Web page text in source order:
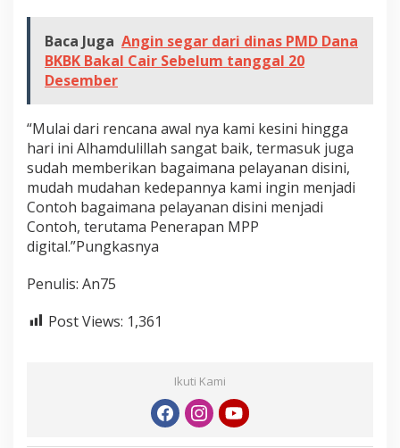
Baca Juga Angin segar dari dinas PMD Dana
BKBK Bakal Cair Sebelum tanggal 20
Desember
“Mulai dari rencana awal nya kami kesini hingga
hari ini Alhamdulillah sangat baik, termasuk juga
sudah memberikan bagaimana pelayanan disini,
mudah mudahan kedepannya kami ingin menjadi
Contoh bagaimana pelayanan disini menjadi
Contoh, terutama Penerapan MPP
digital.”Pungkasnya
Penulis: An75
Post Views: 1,361
Ikuti Kami